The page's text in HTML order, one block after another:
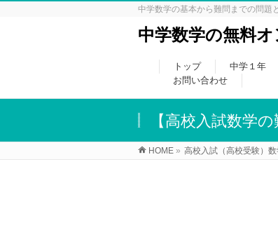
中学数学の基本から難問までの問題
中学数学の無料
トップ 中学１年
お問い合わせ
【高校入試数学
HOME » 高校入試（高校受験）